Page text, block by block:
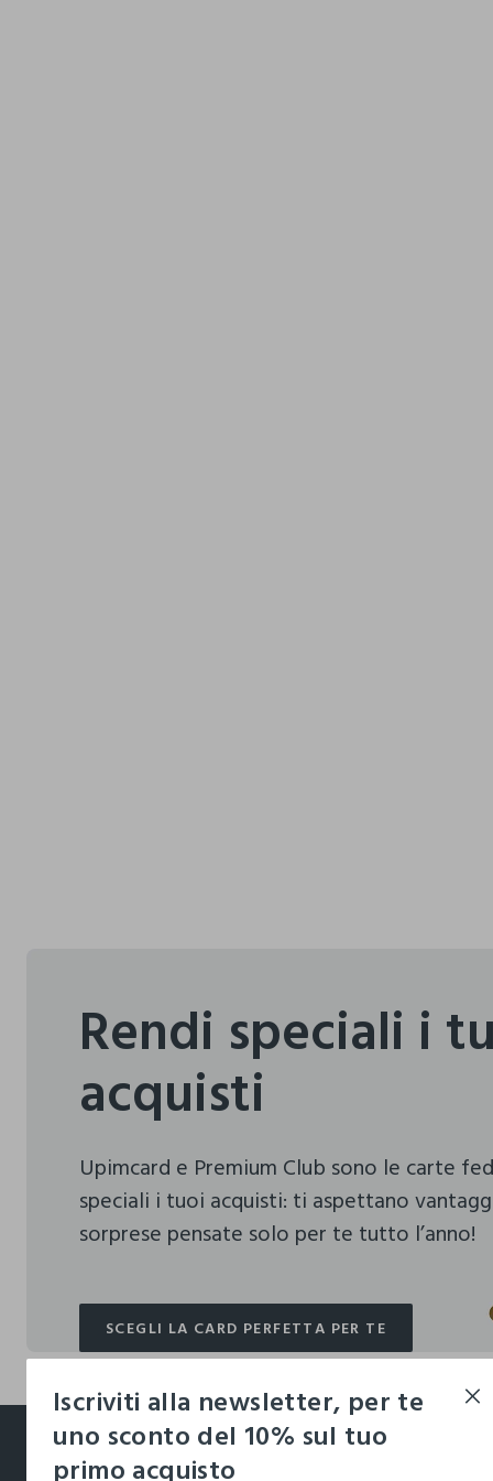
Rendi speciali i
acquisti
Upimcard e Premium Club sono le carte
speciali i tuoi acquisti: ti aspettano
sorprese pensate solo per te tutto l’anno!
SCEGLI LA CARD PERFETTA PER TE
SCEGLI LA CARD PERFETTA PER TE
Iscriviti alla newsletter, per te
uno sconto del 10% sul tuo
primo acquisto
footer.ariatitle